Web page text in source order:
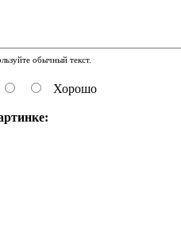
обычный текст.
Хорошо